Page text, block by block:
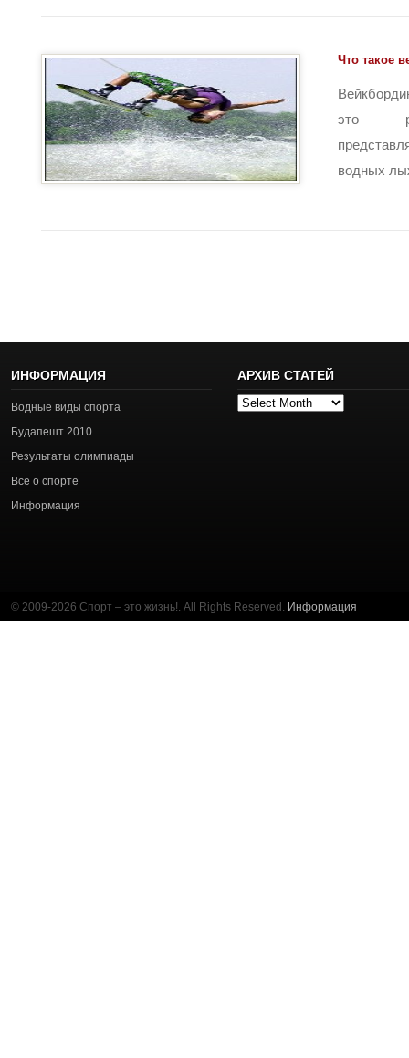
Что такое
это
водных
ИНФОРМАЦИЯ
Водные виды спорта
Будапешт 2010
Результаты олимпиады
Все о спорте
Информация
АРХИВ СТАТЕЙ
Архив
© 2009-2026 Спорт – это жизнь!. All Rights Reserved. Информация